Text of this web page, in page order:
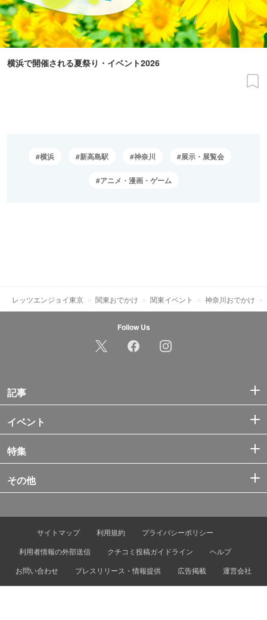
横浜で開催される夏祭り・イベント2026
横浜 新高島駅 神奈川 展示・展覧会
アニメ・漫画・ゲーム
レッツエンジョイ東京 関東おでかけ 関東イベント 神奈川おでかけ
Follow Us
記事
イベント
特集
その他
サイトマップ 利用規約
プライバシーポリシー
利用者情報の外部送信
クチコミ投稿ガイドライン
ヘルプ
お問い合わせ
プレスリリース・情報提供 広告掲載 運営会社